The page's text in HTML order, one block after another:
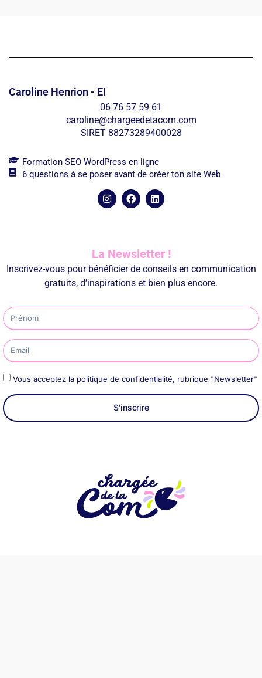
La Newsletter !
Inscrivez-vous pour bénéficier de conseils en communication
gratuits, d’inspirations et bien plus encore.
Vous acceptez la politique de confidentialité, rubrique "Newsletter"
S'inscrire
Caroline Henrion - EI
06 76 57 59 61
caroline@chargeedetacom.com
SIRET 88273289400028
Formation SEO WordPress en ligne
6 questions à se poser avant de créer ton site Web